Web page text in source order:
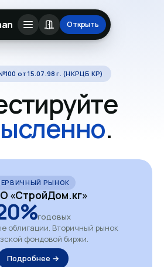
Открыть
от 15.07.98 г. (НКРЦБ КР)
.
РЫНОК
«СтройДом.кг»
годовых
облигации. Вторичный рынок
фондовой биржи.
Подробнее →